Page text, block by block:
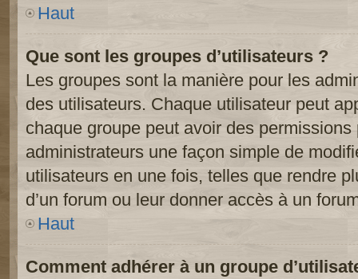
Haut
Que sont les groupes d’utilisateurs ?
Les groupes sont la manière pour les
des utilisateurs. Chaque utilisateur peut
chaque groupe peut avoir des
administrateurs une façon simple de
utilisateurs en une fois, telles que rendre
d’un forum ou leur donner accès à un
Haut
Comment adhérer à un groupe